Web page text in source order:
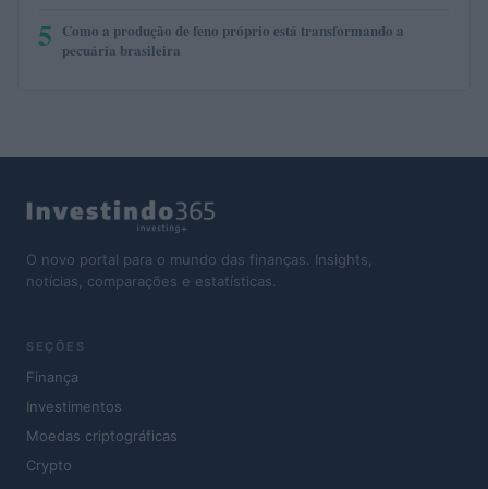
5 Como a produção de feno próprio está transformando a
pecuária brasileira
O novo portal para o mundo das finanças. Insights,
notícias, comparações e estatísticas.
SEÇÕES
Finança
Investimentos
Moedas criptográficas
Crypto